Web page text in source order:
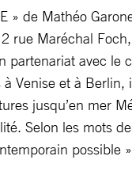
» de Mathéo
rue Maréchal
partenariat avec le
Venise et à
jusqu’en mer
Selon les mots
possible